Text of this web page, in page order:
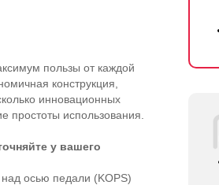
пользы от каждой
конструкция,
инновационных
использования.
у вашего
осью педали (KOPS)